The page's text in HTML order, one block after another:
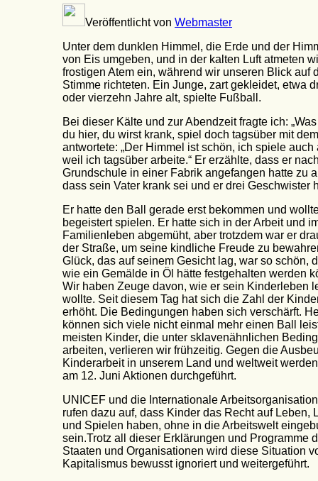
Veröffentlicht von Webmaster
Unter dem dunklen Himmel, die Erde und der
von Eis umgeben, und in der kalten Luft atmeten
frostigen Atem ein, während wir unseren Blick auf
Stimme richteten. Ein Junge, zart gekleidet, etwa
oder vierzehn Jahre alt, spielte Fußball.
Bei dieser Kälte und zur Abendzeit fragte ich:
du hier, du wirst krank, spiel doch tagsüber mit
antwortete: „Der Himmel ist schön, ich spiele auch
weil ich tagsüber arbeite.“ Er erzählte, dass er
Grundschule in einer Fabrik angefangen hatte zu
dass sein Vater krank sei und er drei Geschwister
Er hatte den Ball gerade erst bekommen und
begeistert spielen. Er hatte sich in der Arbeit und
Familienleben abgemüht, aber trotzdem war er
der Straße, um seine kindliche Freude zu
Glück, das auf seinem Gesicht lag, war so schön,
wie ein Gemälde in Öl hätte festgehalten werden
Wir haben Zeuge davon, wie er sein Kinderleben
wollte. Seit diesem Tag hat sich die Zahl der
erhöht. Die Bedingungen haben sich verschärft.
können sich viele nicht einmal mehr einen Ball
meisten Kinder, die unter sklavenähnlichen
arbeiten, verlieren wir frühzeitig. Gegen die
Kinderarbeit in unserem Land und weltweit
am 12. Juni Aktionen durchgeführt.
UNICEF und die Internationale
rufen dazu auf, dass Kinder das Recht auf Leben,
und Spielen haben, ohne in die Arbeitswelt
sein.Trotz all dieser Erklärungen und Programme
Staaten und Organisationen wird diese Situation
Kapitalismus bewusst ignoriert und weitergeführt.